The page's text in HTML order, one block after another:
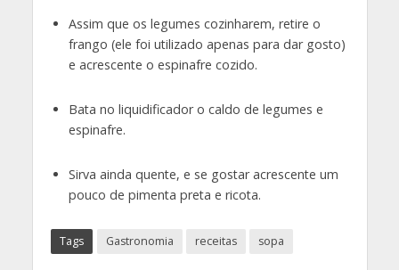
Assim que os legumes cozinharem, retire o
frango (ele foi utilizado apenas para dar gosto)
e acrescente o espinafre cozido.
Bata no liquidificador o caldo de legumes e
espinafre.
Sirva ainda quente, e se gostar acrescente um
pouco de pimenta preta e ricota.
Tags Gastronomia receitas sopa